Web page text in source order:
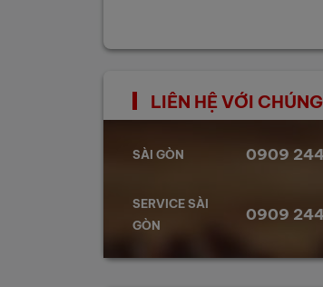
LIÊN HỆ VỚI
SÀI GÒN 0909
SERVICE SÀI
GÒN
0909